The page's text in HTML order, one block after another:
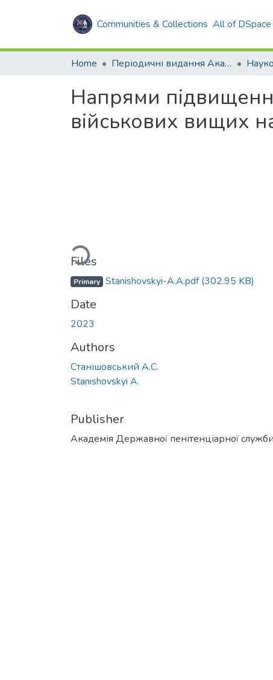
Communities & Collections All of DSpace
Home Періодичні видання Академії
Напрями
військових вищих
Loading...
Files
Primary Stanishovskyi-A.А.pdf(302.95 KB)
Date
2023
Authors
Станішовський А.С.
Stanishovskyi A.
Publisher
Академія Державної пенітенціарної служби